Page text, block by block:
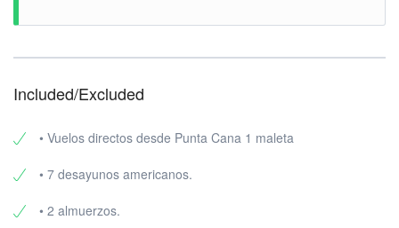
Included/Excluded
• Vuelos directos desde Punta Cana 1 maleta
• 7 desayunos americanos.
• 2 almuerzos.